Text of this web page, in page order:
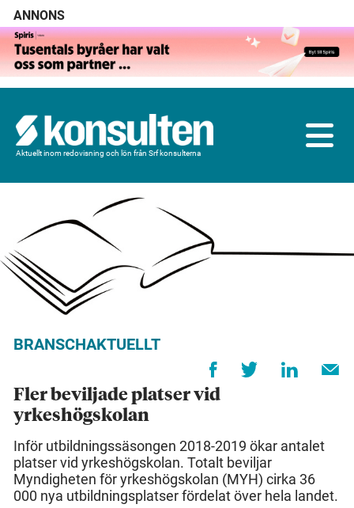
ANNONS
Aktuellt inom redovisning och lön från Srf konsulterna
BRANSCHAKTUELLT
Fler beviljade platser vid
yrkeshögskolan
Inför utbildningssäsongen 2018-2019 ökar antalet
platser vid yrkeshögskolan. Totalt beviljar
Myndigheten för yrkeshögskolan (MYH) cirka 36
000 nya utbildningsplatser fördelat över hela landet.